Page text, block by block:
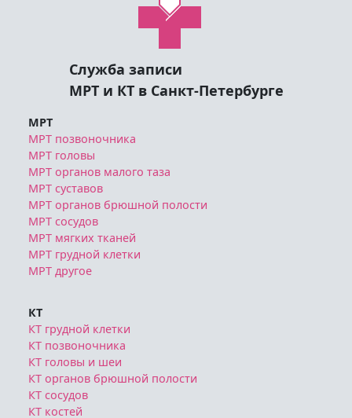
Служба записи
МРТ и КТ в Санкт-Петербурге
МРТ
МРТ позвоночника
МРТ головы
МРТ органов малого таза
МРТ суставов
МРТ органов брюшной полости
МРТ сосудов
МРТ мягких тканей
МРТ грудной клетки
МРТ другое
КТ
КТ грудной клетки
КТ позвоночника
КТ головы и шеи
КТ органов брюшной полости
КТ сосудов
КТ костей